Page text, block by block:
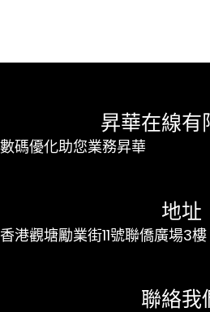
昇華在線有
數碼優化助您業務昇華
地址
香港觀塘勵業街11號聯僑廣場3樓
聯絡我